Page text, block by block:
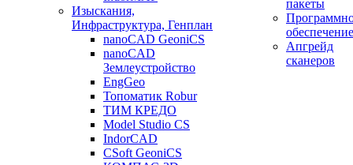
Изыскания,
Инфраструктура, Генплан
nanoCAD GeoniCS
nanoCAD
Землеустройство
EngGeo
Топоматик Robur
ТИМ КРЕДО
Model Studio CS
IndorCAD
CSoft GeoniCS
пакеты
обеспечение
Апгрейд
сканеров